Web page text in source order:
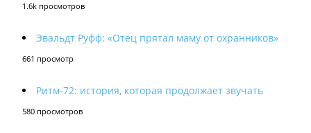
1.6k просмотров
Эвальдт Руфф: «Отец прятал маму от охранников»
661 просмотр
Ритм-72: история, которая продолжает звучать
580 просмотров